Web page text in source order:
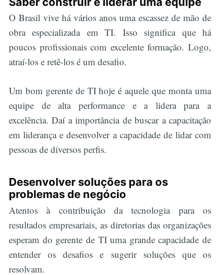
O Brasil vive há vários anos uma escassez de mão de
obra especializada em TI. Isso significa que há
poucos profissionais com excelente formação. Logo,
atraí-los e retê-los é um desafio.
Um bom gerente de TI hoje é aquele que monta uma
equipe de alta performance e a lidera para a
excelência. Daí a importância de buscar a capacitação
em liderança e desenvolver a capacidade de lidar com
pessoas de diversos perfis.
Desenvolver soluções para os
problemas de negócio
Atentos à contribuição da tecnologia para os
resultados empresariais, as diretorias das organizações
esperam do gerente de TI uma grande capacidade de
entender os desafios e sugerir soluções que os
resolvam.